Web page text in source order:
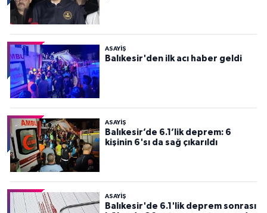
ASAYİŞ
Balıkesir'den ilk acı haber geldi
ASAYİŞ
Balıkesir’de 6.1’lik deprem: 6
kişinin 6'sı da sağ çıkarıldı
ASAYİŞ
Balıkesir'de 6.1'lik deprem sonrası